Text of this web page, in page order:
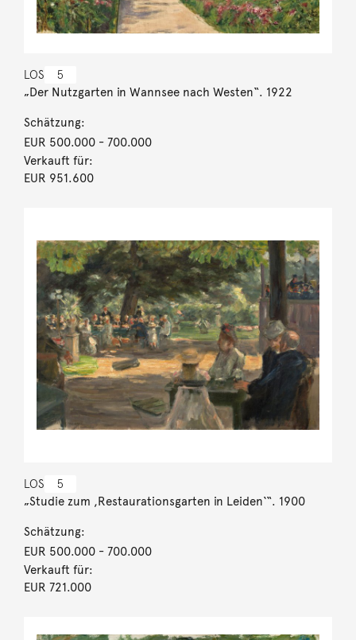
LOS 5
„Der Nutzgarten in Wannsee nach Westen“. 1922
Schätzung:
EUR 500.000- 700.000
Verkauft für:
EUR 951.600
LOS 5
„Studie zum ,Restaurationsgarten in Leiden‘“. 1900
Schätzung:
EUR 500.000- 700.000
Verkauft für:
EUR 721.000